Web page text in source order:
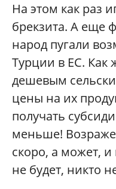
На этом как раз
брекзита. А еще
народ пугали
Турции в ЕС. Как
дешевым
цены на их
получать
меньше!
скоро, а может, и
не будет, никто